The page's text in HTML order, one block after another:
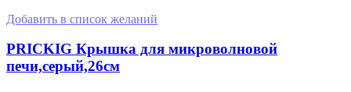
Добавить в список желаний
PRICKIG Крышка для микроволновой
печи,серый,26см